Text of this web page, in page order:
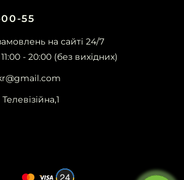
55
на сайті 24/7
- 20:00 (без вихідних)